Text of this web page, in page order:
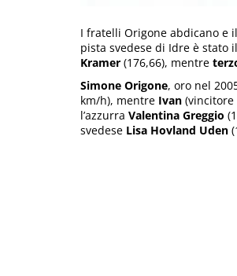
I fratelli Origone abdicano e
pista svedese di Idre è stato
Kramer (176,66), mentre
Simone Origone, oro nel
km/h), mentre Ivan (vincitore
l’azzurra Valentina Greggio
svedese Lisa Hovland Uden